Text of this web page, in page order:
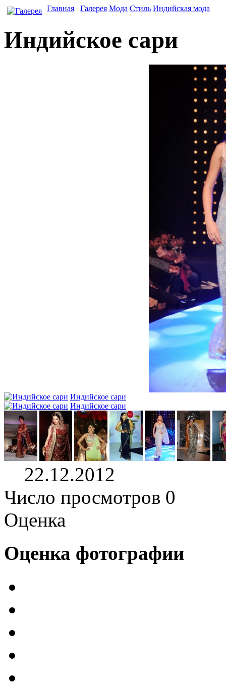
Главная Галерея Мода Стиль Индийская мода
Индийское сари
Индийское сари
Индийское сари
22.12.2012
Число просмотров 0
Оценка
Оценка фотографии